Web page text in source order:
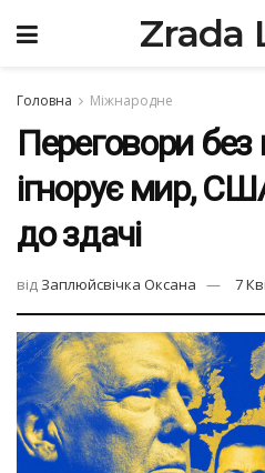
Zrada
Головна Міжнародне
Переговори без
ігнорує мир,
до здачі
від Заплюйсвічка Оксана 7